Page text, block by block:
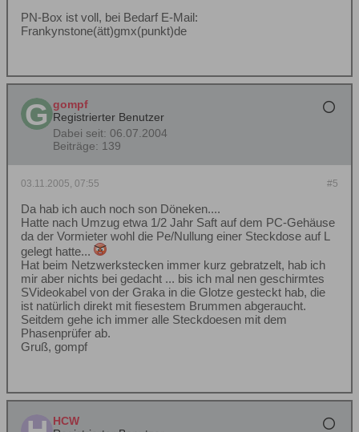
PN-Box ist voll, bei Bedarf E-Mail:
Frankynstone(ätt)gmx(punkt)de
gompf
Registrierter Benutzer
Dabei seit: 06.07.2004
Beiträge: 139
#5
03.11.2005, 07:55
Da hab ich auch noch son Döneken....
Hatte nach Umzug etwa 1/2 Jahr Saft auf dem PC-Gehäuse
da der Vormieter wohl die Pe/Nullung einer Steckdose auf L
gelegt hatte...
Hat beim Netzwerkstecken immer kurz gebratzelt, hab ich
mir aber nichts bei gedacht ... bis ich mal nen geschirmtes
SVideokabel von der Graka in die Glotze gesteckt hab, die
ist natürlich direkt mit fiesestem Brummen abgeraucht.
Seitdem gehe ich immer alle Steckdoesen mit dem
Phasenprüfer ab.
Gruß, gompf
HCW